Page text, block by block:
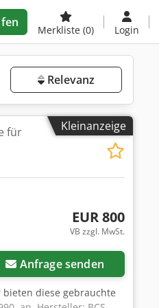
Merkliste (0) Login
Relevanz
Kleinanzeige
für
EUR 800
VB zzgl. MwSt.
Anfrage senden
bieten diese gebrauchte